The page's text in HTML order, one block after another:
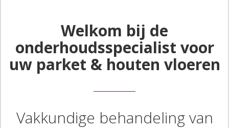
Welkom bij de
onderhoudsspecialist voor
uw parket & houten vloeren
Vakkundige behandeling van